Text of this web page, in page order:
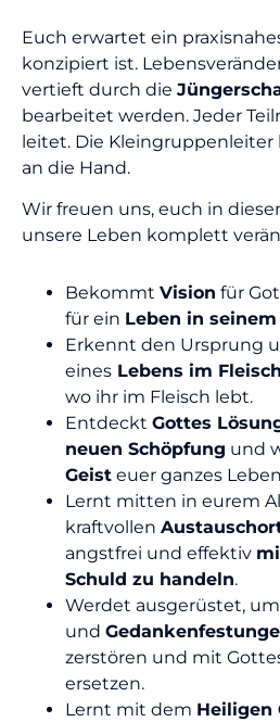
Euch erwartet ein
konzipiert ist.
vertieft durch die
bearbeitet werden. Jeder
leitet. Die
an die Hand.
Wir freuen uns, euch in
unsere Leben komplett
Bekommt Vision für
für ein Leben in
Erkennt den Ursprung
eines Lebens im Fleisch
wo ihr im Fleisch lebt.
Entdeckt Gottes
neuen Schöpfung und
Geist euer ganzes
Lernt mitten in eurem
kraftvollen
angstfrei und effektiv
Schuld zu handeln.
Werdet ausgerüstet, um
und
zerstören und mit
ersetzen.
Lernt mit dem Heiligen